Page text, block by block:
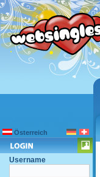
Österreich
Username